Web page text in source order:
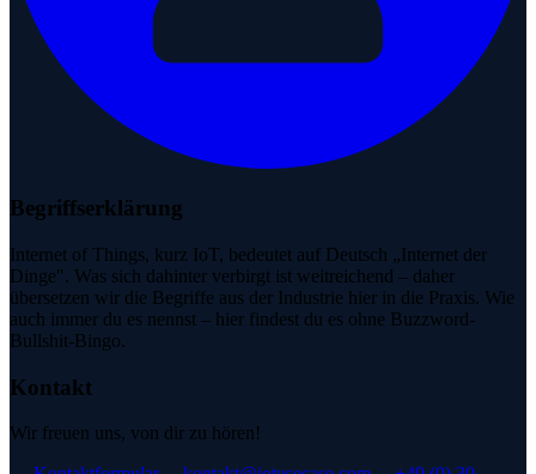
Begriffserklärung
Internet of Things, kurz IoT, bedeutet auf Deutsch „Internet der
Dinge". Was sich dahinter verbirgt ist weitreichend – daher
übersetzen wir die Begriffe aus der Industrie hier in die Praxis. Wie
auch immer du es nennst – hier findest du es ohne Buzzword-
Bullshit-Bingo.
Kontakt
Wir freuen uns, von dir zu hören!